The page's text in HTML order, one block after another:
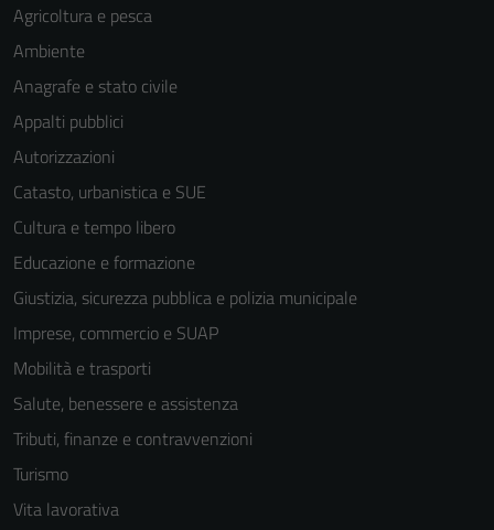
Agricoltura e pesca
Ambiente
Anagrafe e stato civile
Appalti pubblici
Autorizzazioni
Catasto, urbanistica e SUE
Cultura e tempo libero
Educazione e formazione
Giustizia, sicurezza pubblica e polizia municipale
Imprese, commercio e SUAP
Mobilità e trasporti
Salute, benessere e assistenza
Tributi, finanze e contravvenzioni
Turismo
Vita lavorativa